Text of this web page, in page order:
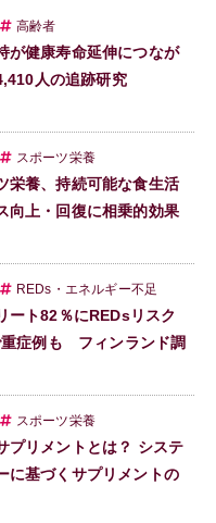
高齢者
が健康寿命延伸につなが
人の追跡研究
スポーツ栄養
栄養、持続可能な食生活
向上・回復に相乗的効果
REDs・エネルギー不足
ート82％にREDsリスク
症例も フィンランド調
スポーツ栄養
プリメントとは？ システ
に基づくサプリメントの